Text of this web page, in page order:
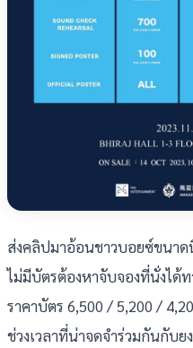
ส่งคลิปมาอ้อนชาวบอยซ์ขนาด
ไม่มีบัตรต้องหาจับจองที่นั่งได้ท
ราคาบัตร 6,500 / 5,200 /
ช่วงเวลาที่น่าจดจำร่วมกันกับย